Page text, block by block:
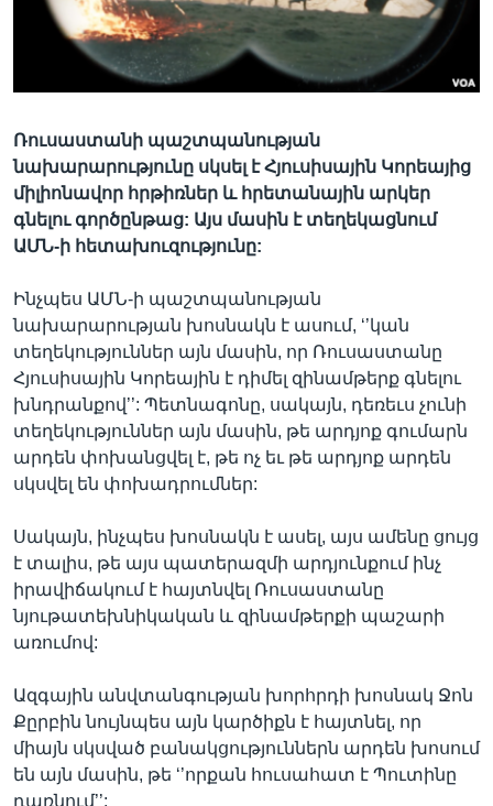
Լեզուներ
Ռուսաստանի պաշտպանության
նախարարությունը սկսել է Հյուսիսային Կորեայից
միլիոնավոր հրթիռներ և հրետանային արկեր
գնելու գործընթաց: Այս մասին է տեղեկացնում
ԱՄՆ-ի հետախուզությունը:
Ինչպես ԱՄՆ-ի պաշտպանության
նախարարության խոսնակն է ասում, ‘’կան
տեղեկություններ այն մասին, որ Ռուսաստանը
Հյուսիսային Կորեային է դիմել զինամթերք գնելու
խնդրանքով’’: Պետնագոնը, սակայն, դեռեւս չունի
տեղեկություններ այն մասին, թե արդյոք գումարն
արդեն փոխանցվել է, թե ոչ եւ թե արդյոք արդեն
սկսվել են փոխադրումներ:
Սակայն, ինչպես խոսնակն է ասել, այս ամենը ցույց
է տալիս, թե այս պատերազմի արդյունքում ինչ
իրավիճակում է հայտնվել Ռուսաստանը
նյութատեխնիկական և զինամթերքի պաշարի
առումով:
Ազգային անվտանգության խորհրդի խոսնակ Ջոն
Քըրբին նույնպես այն կարծիքն է հայտնել, որ
միայն սկսված բանակցություններն արդեն խոսում
են այն մասին, թե ‘’որքան հուսահատ է Պուտինը
դառնում’’: